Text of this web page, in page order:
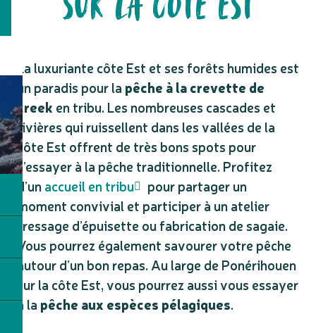
La luxuriante côte Est et ses forêts humides est
un paradis pour la pêche à la crevette de
creek en tribu. Les nombreuses cascades et
rivières qui ruissellent dans les vallées de la
côte Est offrent de très bons spots pour
s’essayer à la pêche traditionnelle. Profitez
d’unaccueil en tribu
pour partager un
moment convivial et participer à un atelier
tressage d’épuisette ou fabrication de sagaie.
Vous pourrez également savourer votre pêche
autour d’un bon repas. Au large de Ponérihouen
sur la côte Est, vous pourrez aussi vous essayer
à la pêche aux espèces pélagiques.